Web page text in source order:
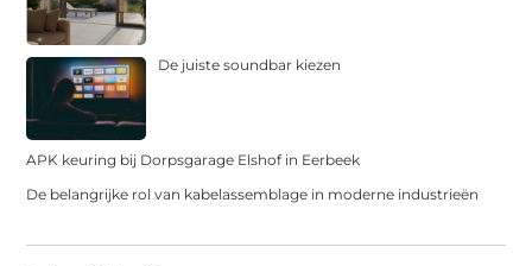
De juiste soundbar kiezen
APK keuring bij Dorpsgarage Elshof in Eerbeek
De belangrijke rol van kabelassemblage in moderne industrieën